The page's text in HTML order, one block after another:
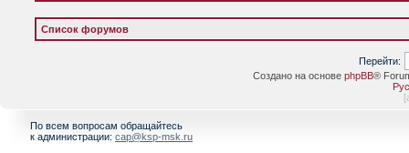
Список форумов
Перейти:
Создано на основе phpBB®
[
По всем вопросам обращайтесь
к администрации: cap@ksp-msk.ru